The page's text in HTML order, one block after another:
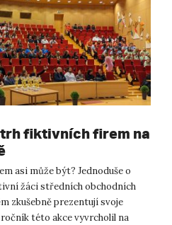
fiktivních firem na
asi může být? Jednoduše o
žáci středních obchodních
zkušebně prezentují svoje
ročník této akce vyvrcholil na